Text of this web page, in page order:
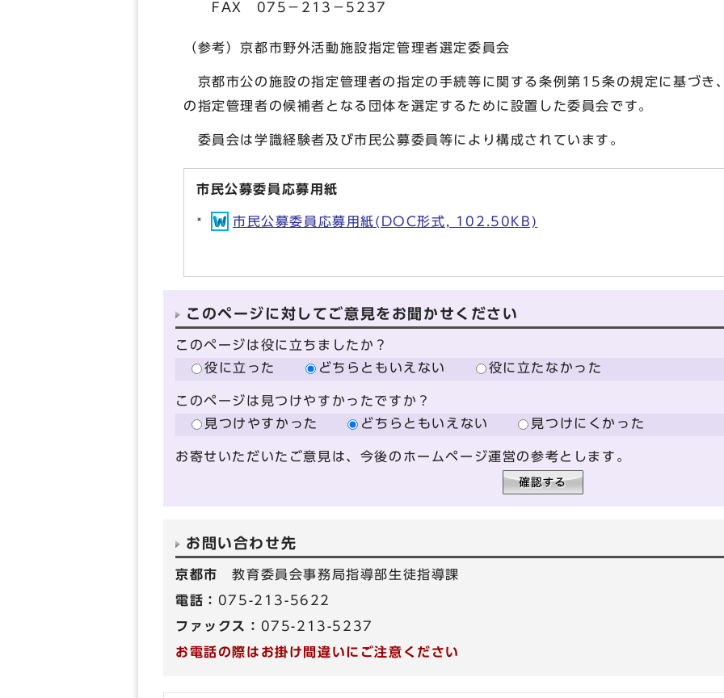
FAX 075－213－5237
（参考）京都市野外活動施設指定管理者選定委員会
京都市公の施設の指定管理者の指定の手続等に関する条例第15条の規定に基づき
の指定管理者の候補者となる団体を選定するために設置した委員会です。
委員会は学識経験者及び市民公募委員等により構成されています。
市民公募委員応募用紙
市民公募委員応募用紙(DOC形式, 102.50KB)
このページに対してご意見をお聞かせください
このページは役に立ちましたか？
役に立った
どちらともいえない 役に立たなかった
このページは見つけやすかったですか？
見つけやすかった
どちらともいえない 見つけにくかった
お寄せいただいたご意見は、今後のホームページ運営の参考とします。
お問い合わせ先
京都市教育委員会事務局指導部生徒指導課
電話： 075-213-5622
ファックス： 075-213-5237
お電話の際はお掛け間違いにご注意ください